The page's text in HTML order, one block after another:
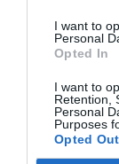
I want to
Personal
Opted In
I want to
Retention,
Personal
Purposes
Opted Out